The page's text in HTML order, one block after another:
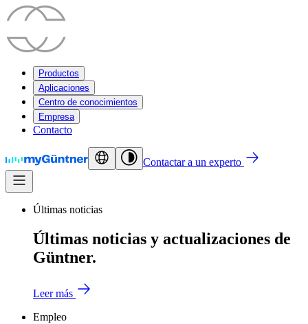
Productos
Aplicaciones
Centro de conocimientos
Empresa
Contacto
Contactar a un experto
Últimas noticias
Últimas noticias y actualizaciones de
Güntner.
Leer más
Empleo